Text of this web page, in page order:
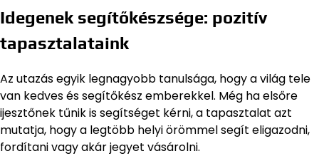
Idegenek segítőkészsége: pozitív
tapasztalataink
Az utazás egyik legnagyobb tanulsága, hogy a világ tele
van kedves és segítőkész emberekkel. Még ha elsőre
ijesztőnek tűnik is segítséget kérni, a tapasztalat azt
mutatja, hogy a legtöbb helyi örömmel segít eligazodni,
fordítani vagy akár jegyet vásárolni.